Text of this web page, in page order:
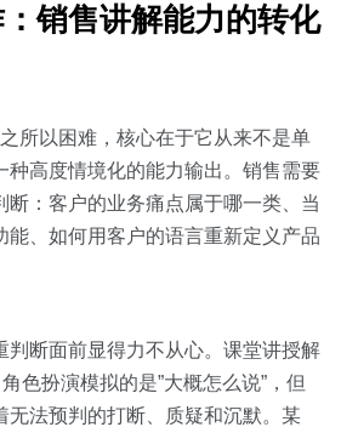
销售讲解能力的转化
所以困难，核心在于它从来不是单
种高度情境化的能力输出。销售需要
断：客户的业务痛点属于哪一类、当
能、如何用客户的语言重新定义产品
判断面前显得力不从心。课堂讲授解
色扮演模拟的是”大概怎么说”，但
无法预判的打断、质疑和沉默。某